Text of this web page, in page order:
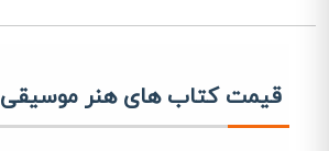
قیمت کتاب های هنر موسیقی